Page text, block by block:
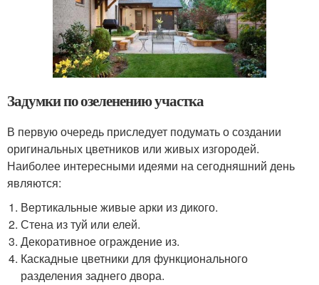
Задумки по озеленению участка
В первую очередь приследует подумать о создании
оригинальных цветников или живых изгородей.
Наиболее интересными идеями на сегодняшний день
являются:
Вертикальные живые арки из дикого.
Стена из туй или елей.
Декоративное ограждение из.
Каскадные цветники для функционального
разделения заднего двора.